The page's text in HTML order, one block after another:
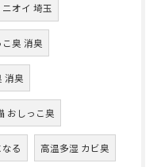
オイ 埼玉
臭 消臭
消臭
おしっこ臭
る 高温多湿 カビ臭